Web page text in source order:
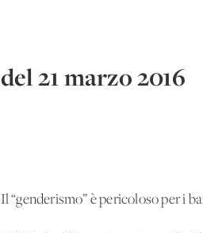
del 21 marzo 2016
Il “genderismo” è pericoloso per i